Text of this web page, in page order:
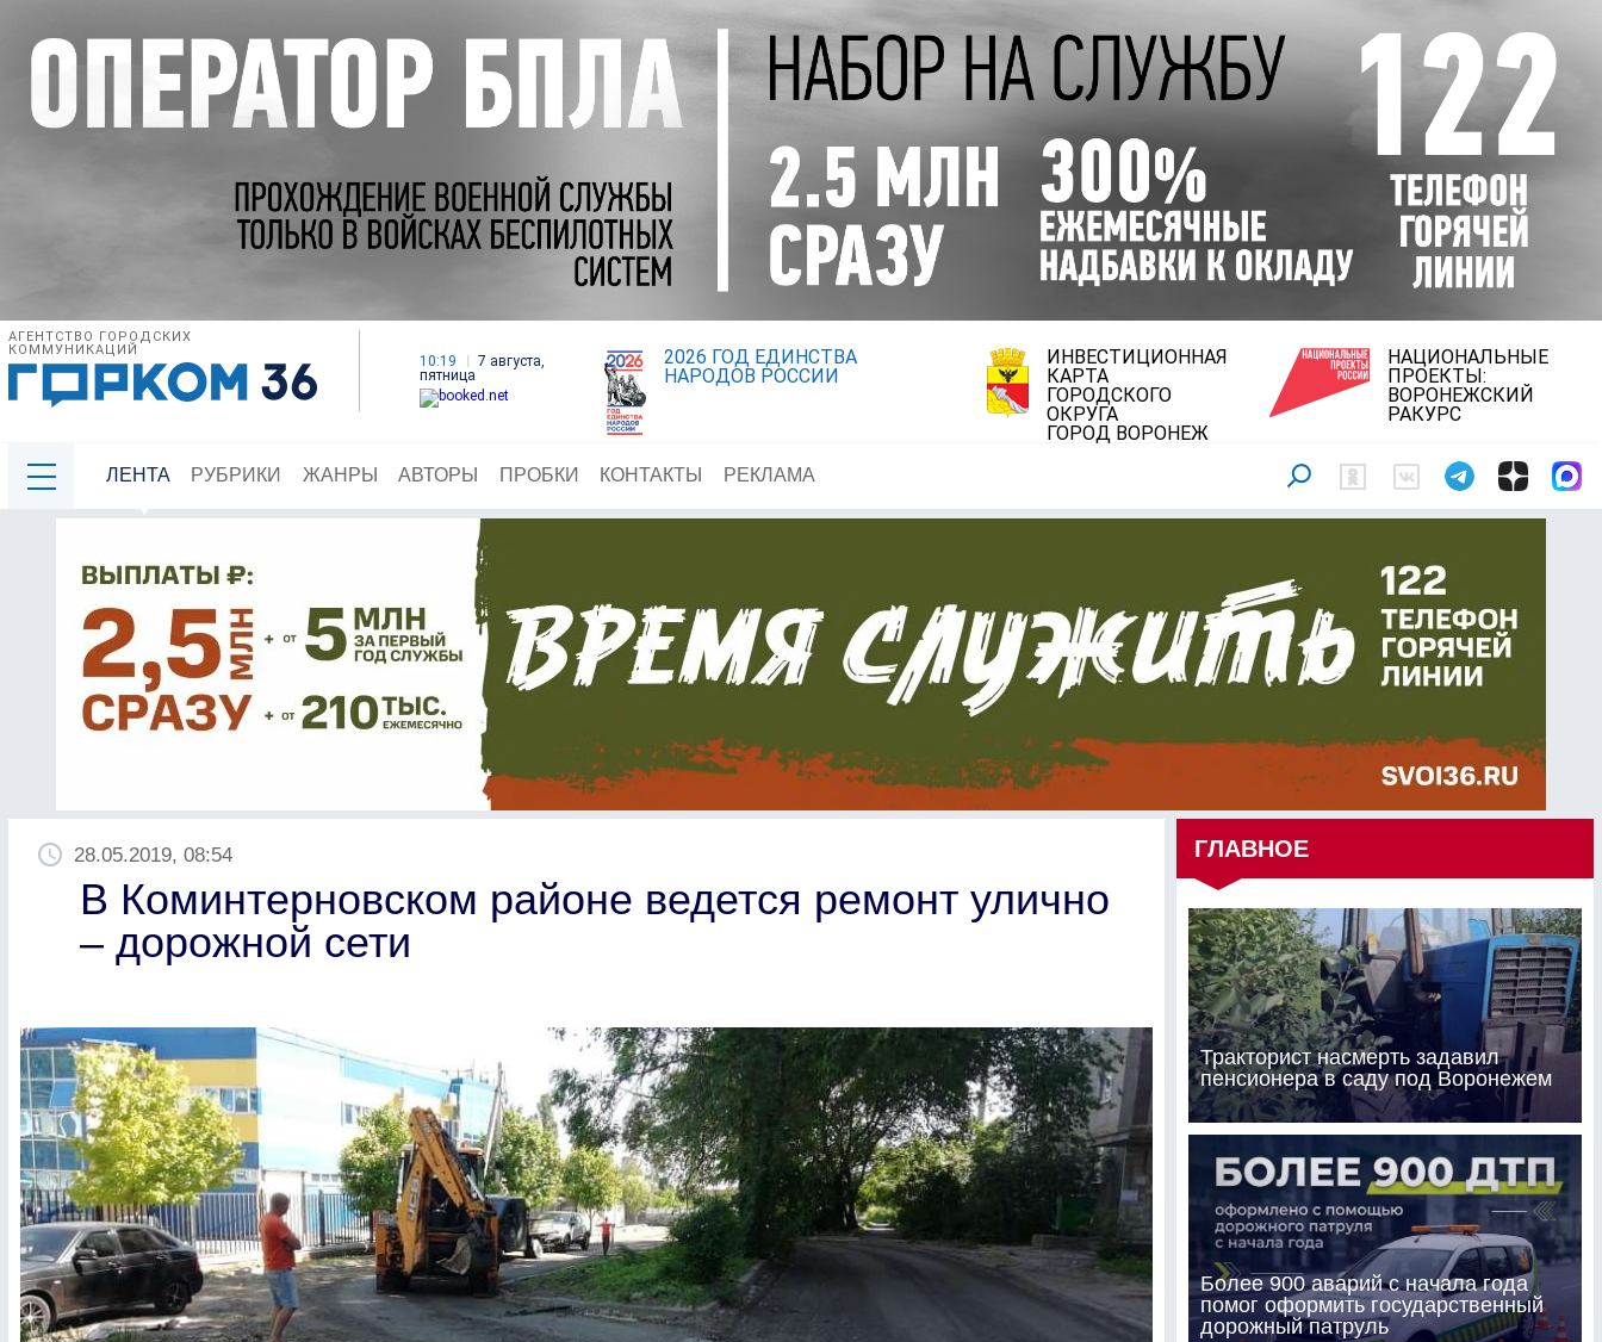
АГЕНТСТВО ГОРОДСКИХ
КОММУНИКАЦИЙ
10:19
7 августа,
пятница
2026 ГОД ЕДИНСТВА
НАРОДОВ РОССИИ
ИНВЕСТИЦИОННАЯ
КАРТА
ГОРОДСКОГО
ОКРУГА
ГОРОД ВОРОНЕЖ
НАЦИОНАЛЬНЫЕ
ПРОЕКТЫ:
ВОРОНЕЖСКИЙ
РАКУРС
ЛЕНТА РУБРИКИ ЖАНРЫ АВТОРЫ ПРОБКИ КОНТАКТЫ РЕКЛАМА
28.05.2019, 08:54
В Коминтерновском районе ведется ремонт улично
– дорожной сети
ГЛАВНОЕ
Тракторист насмерть задавил
пенсионера в саду под Воронежем
Более 900 аварий с начала года
помог оформить государственный
дорожный патруль